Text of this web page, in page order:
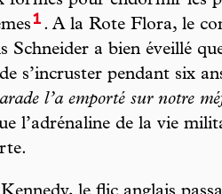
1 . A la Rote Flora, le
Schneider a bien éveillé
s’incruster pendant six
l’a emporté sur notre
l’adrénaline de la vie